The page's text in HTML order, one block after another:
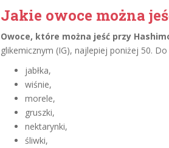
Jakie owoce można
Owoce, które można jeść przy
glikemicznym (IG), najlepiej poniżej 50.
jabłka,
wiśnie,
morele,
gruszki,
nektarynki,
śliwki,